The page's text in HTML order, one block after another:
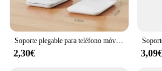
Soporte plegable para teléfono móvil, mesa de montaje de escritorio para tableta, Flexible y ajustable, soporte perezoso en vivo para todos los teléfonos
2,30€ 3,09€